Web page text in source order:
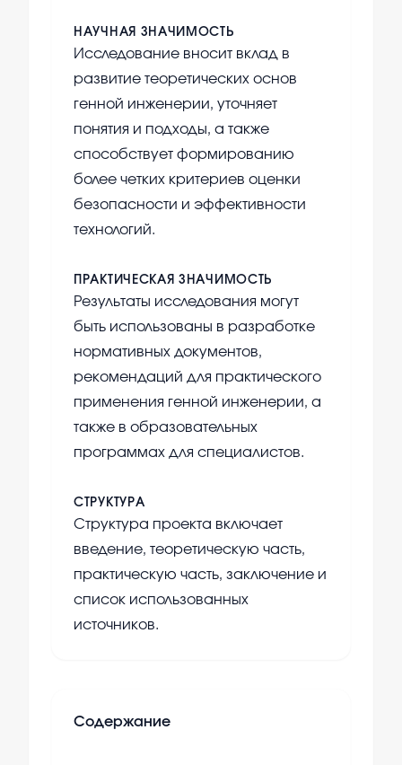
НАУЧНАЯ ЗНАЧИМОСТЬ
Исследование вносит вклад в
развитие теоретических основ
генной инженерии, уточняет
понятия и подходы, а также
способствует формированию
более четких критериев оценки
безопасности и эффективности
технологий.
ПРАКТИЧЕСКАЯ ЗНАЧИМОСТЬ
Результаты исследования могут
быть использованы в разработке
нормативных документов,
рекомендаций для практического
применения генной инженерии, а
также в образовательных
программах для специалистов.
СТРУКТУРА
Структура проекта включает
введение, теоретическую часть,
практическую часть, заключение и
список использованных
источников.
Содержание